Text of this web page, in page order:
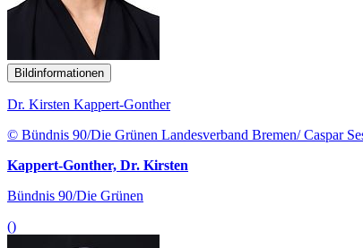
Bildinformationen
Dr. Kirsten Kappert-Gonther
© Bündnis 90/Die Grünen Landesverband Bremen/ Caspar
Kappert-Gonther, Dr. Kirsten
Bündnis 90/Die Grünen
()